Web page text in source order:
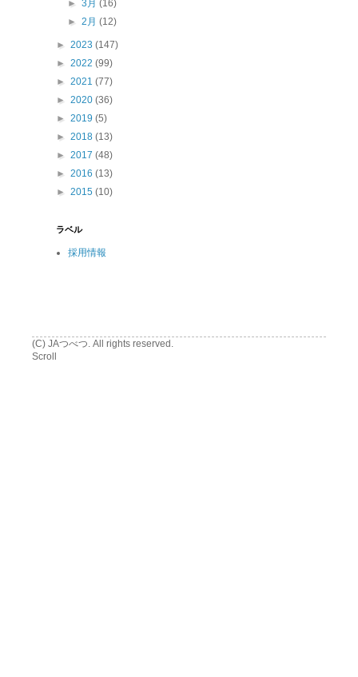
►3月(16)
►2月(12)
► 2023 (147)
► 2022 (99)
► 2021 (77)
► 2020 (36)
► 2019 (5)
► 2018 (13)
► 2017 (48)
► 2016 (13)
► 2015 (10)
ラベル
採用情報
(C) JAつべつ. All rights reserved.
Scroll